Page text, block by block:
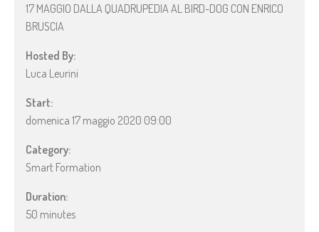
17 MAGGIO DALLA QUADRUPEDIA AL BIRD-DOG CON ENRICO
BRUSCIA
Hosted By:
Luca Leurini
Start:
domenica 17 maggio 2020 09:00
Category:
Smart Formation
Duration:
50 minutes